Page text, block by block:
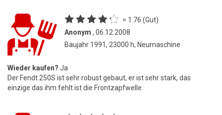
= 1.76 (Gut)
Anonym , 06.12.2008
Baujahr 1991, 23000 h, Neumaschine
Wieder kaufen? Ja
Der Fendt 250S ist sehr robust gebaut, er ist sehr stark, das
einzige das ihm fehlt ist die Frontzapfwelle.